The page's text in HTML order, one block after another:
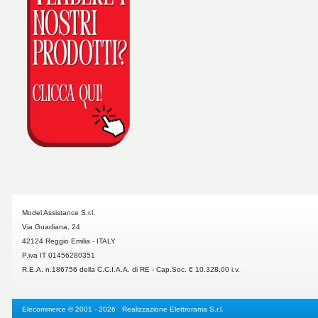
Model Assistance S.r.l.
Via Guadiana, 24
42124 Reggio Emilia - ITALY
P.iva IT 01456280351
R.E.A. n.186756 della C.C.I.A.A. di RE - Cap.Soc. € 10.328,00 i.v.
Elecommerce © 2001 - 2026 Realizzazione Elettrorama S.r.l.